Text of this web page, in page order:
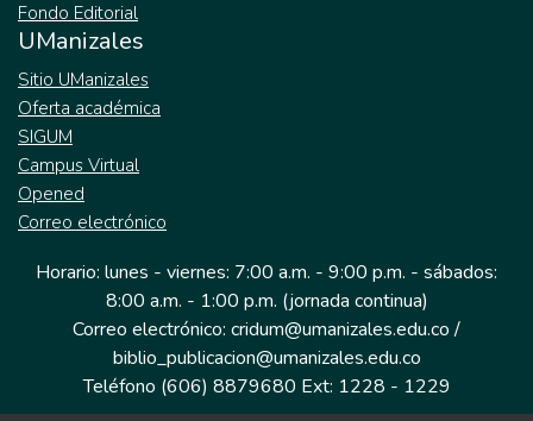
Fondo Editorial
UManizales
Sitio UManizales
Oferta académica
SIGUM
Campus Virtual
Opened
Correo electrónico
Horario: lunes - viernes: 7:00 a.m. - 9:00 p.m. - sábados:
8:00 a.m. - 1:00 p.m. (jornada continua)
Correo electrónico: cridum@umanizales.edu.co /
biblio_publicacion@umanizales.edu.co
Teléfono (606) 8879680 Ext: 1228 - 1229